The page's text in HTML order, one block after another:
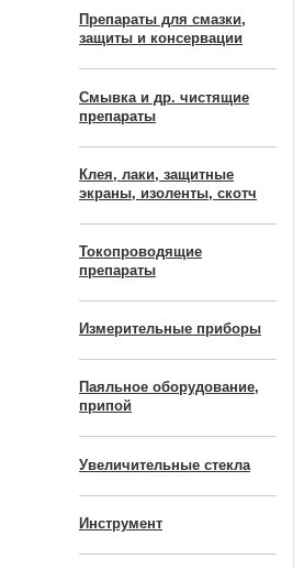
Препараты для смазки,
защиты и консервации
Смывка и др. чистящие
препараты
Клея, лаки, защитные
экраны, изоленты, скотч
Токопроводящие
препараты
Измерительные приборы
Паяльное оборудование,
припой
Увеличительные стекла
Инструмент